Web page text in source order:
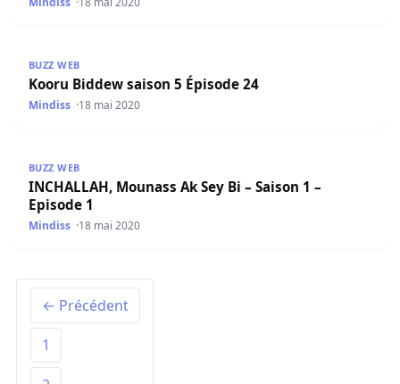
BUZZ WEB
Kooru Biddew saison 5 Épisode 24
Mindiss 18 mai 2020
BUZZ WEB
INCHALLAH, Mounass Ak Sey Bi – Saison 1 –
Episode 1
Mindiss 18 mai 2020
← Précédent
1